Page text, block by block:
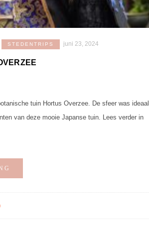
STEDENTRIPS juni 23, 2024
tuin Hortus Overzee. De sfeer was ideaal
van deze mooie Japanse tuin. Lees verder in